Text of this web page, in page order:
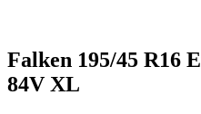
Falken 195/45 R16
84V XL